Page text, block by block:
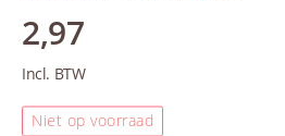
2,97
Incl. BTW
Niet op voorraad